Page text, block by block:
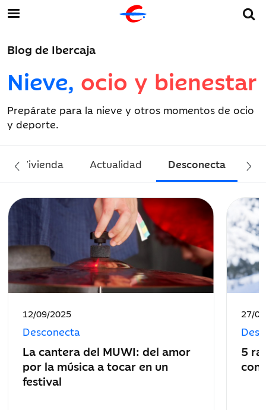
Blog de Ibercaja
Nieve, ocio y bienestar
Prepárate para la nieve y otros momentos de ocio
y deporte.
Vivienda Actualidad Desconecta
Fecha
publicación:
12/09/2025
Desconecta
La cantera del MUWI: del amor
por la música a tocar en un
festival
Fecha
27/
5
con